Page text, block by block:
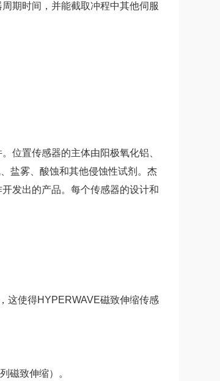
期时间，并能截取冲程中其他伺服
位置传感器的主体由阳极氧化铝、
盐雾、酸蚀和其他侵蚀性试剂。杰
发出的产品。每个传感器的设计和
这使得HYPERWAVE磁致伸缩传感
磁致伸缩）。